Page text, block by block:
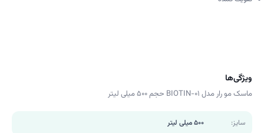
ویژگی‌ها
ماسک مو رار مدل BIOTIN-01 حجم 500 میلی لیتر
سایز: 500 میلی لیتر